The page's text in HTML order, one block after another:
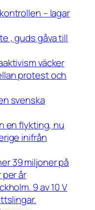
– lagar
, guds gåva till
väcker
protest och
svenska
en flykting, nu
inifrån
39 miljoner på
år
9 av 10 V